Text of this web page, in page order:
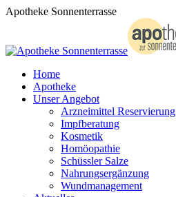
Zum
Apotheke Sonnenterrasse
Home
Apotheke
Unser Angebot
Arzneimittel Reservierung
Impfberatung
Kosmetik
Homöopathie
Schüssler Salze
Nahrungsergänzung
Wundmanagement